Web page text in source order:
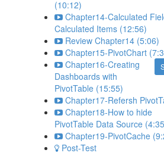
(10:12)
Chapter14-Calculated
Calculated Items (12:56)
Review Chapter14 (5:06)
Chapter15-PivotChart
Chapter16-Creating
Dashboards with
PivotTable (15:55)
Chapter17-Refersh
Chapter18-How to hide
PivotTable Data Source
Chapter19-PivotCache
Post-Test